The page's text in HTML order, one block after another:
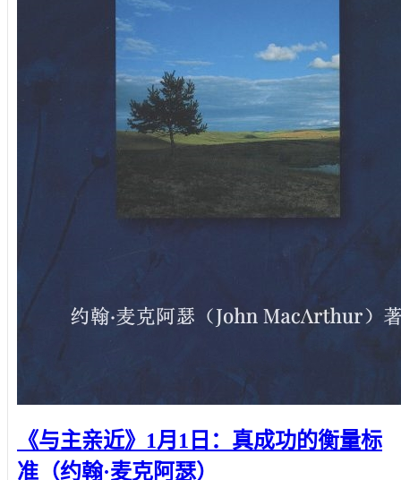
《与主亲近》1月1日：真成功的衡量标
准（约翰·麦克阿瑟）